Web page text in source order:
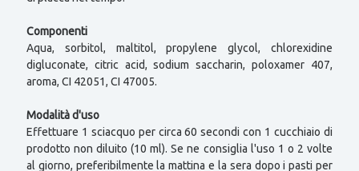
Componenti
Aqua, sorbitol, maltitol, propylene glycol, chlorexidine
digluconate, citric acid, sodium saccharin, poloxamer 407,
aroma, CI 42051, CI 47005.
Modalità d'uso
Effettuare 1 sciacquo per circa 60 secondi con 1 cucchiaio di
prodotto non diluito (10 ml). Se ne consiglia l'uso 1 o 2 volte
al giorno, preferibilmente la mattina e la sera dopo i pasti per